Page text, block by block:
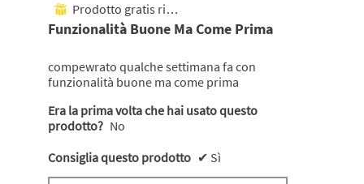
stelle.
⊞ Prodotto gratis ricevuto
Funzionalità Buone Ma Come Prima
compewrato qualche settimana fa con
funzionalità buone ma come prima
Era la prima volta che hai usato questo
prodotto? No
Consiglia questo prodotto ✔ Sì